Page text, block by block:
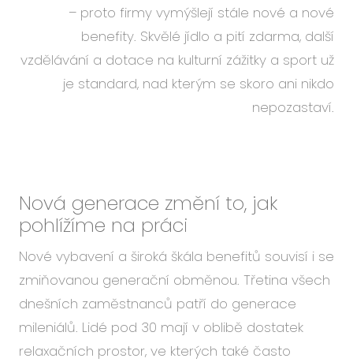
– proto firmy vymýšlejí stále nové a nové
benefity. Skvělé jídlo a pití zdarma, další
vzdělávání a dotace na kulturní zážitky a sport už
je standard, nad kterým se skoro ani nikdo
nepozastaví.
Nová generace změní to, jak
pohlížíme na práci
Nové vybavení a široká škála benefitů souvisí i se
zmiňovanou generační obměnou. Třetina všech
dnešních zaměstnanců patří do generace
mileniálů. Lidé pod 30 mají v oblibě dostatek
relaxačních prostor, ve kterých také často